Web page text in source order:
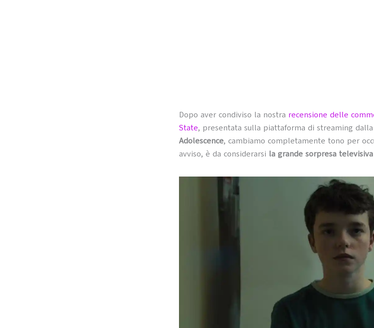
Dopo aver condiviso la nostra recensione delle
State, presentata sulla piattaforma di streaming
Adolescence, cambiamo completamente tono per
avviso, è da considerarsi la grande sorpresa